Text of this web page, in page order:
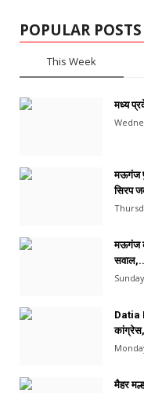
POPULAR POSTS
This Week
मध्य
मऊगंज
सिरप
मऊगंज
Datia
मैहर